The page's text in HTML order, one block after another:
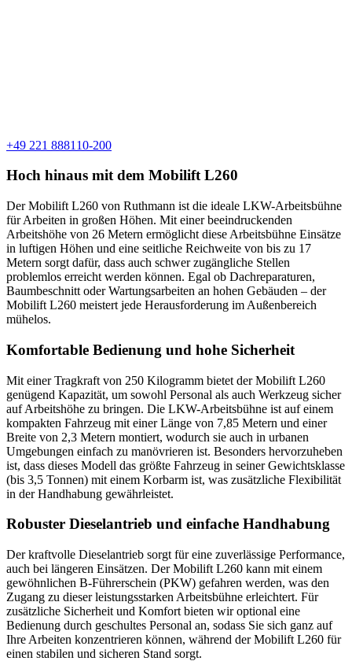
+49 221 888110-200
Hoch hinaus mit dem Mobilift L260
Der Mobilift L260 von Ruthmann ist die ideale LKW-Arbeitsbühne
für Arbeiten in großen Höhen. Mit einer beeindruckenden
Arbeitshöhe von 26 Metern ermöglicht diese Arbeitsbühne Einsätze
in luftigen Höhen und eine seitliche Reichweite von bis zu 17
Metern sorgt dafür, dass auch schwer zugängliche Stellen
problemlos erreicht werden können. Egal ob Dachreparaturen,
Baumbeschnitt oder Wartungsarbeiten an hohen Gebäuden – der
Mobilift L260 meistert jede Herausforderung im Außenbereich
mühelos.
Komfortable Bedienung und hohe Sicherheit
Mit einer Tragkraft von 250 Kilogramm bietet der Mobilift L260
genügend Kapazität, um sowohl Personal als auch Werkzeug sicher
auf Arbeitshöhe zu bringen. Die LKW-Arbeitsbühne ist auf einem
kompakten Fahrzeug mit einer Länge von 7,85 Metern und einer
Breite von 2,3 Metern montiert, wodurch sie auch in urbanen
Umgebungen einfach zu manövrieren ist. Besonders hervorzuheben
ist, dass dieses Modell das größte Fahrzeug in seiner Gewichtsklasse
(bis 3,5 Tonnen) mit einem Korbarm ist, was zusätzliche Flexibilität
in der Handhabung gewährleistet.
Robuster Dieselantrieb und einfache Handhabung
Der kraftvolle Dieselantrieb sorgt für eine zuverlässige Performance,
auch bei längeren Einsätzen. Der Mobilift L260 kann mit einem
gewöhnlichen B-Führerschein (PKW) gefahren werden, was den
Zugang zu dieser leistungsstarken Arbeitsbühne erleichtert. Für
zusätzliche Sicherheit und Komfort bieten wir optional eine
Bedienung durch geschultes Personal an, sodass Sie sich ganz auf
Ihre Arbeiten konzentrieren können, während der Mobilift L260 für
einen stabilen und sicheren Stand sorgt.